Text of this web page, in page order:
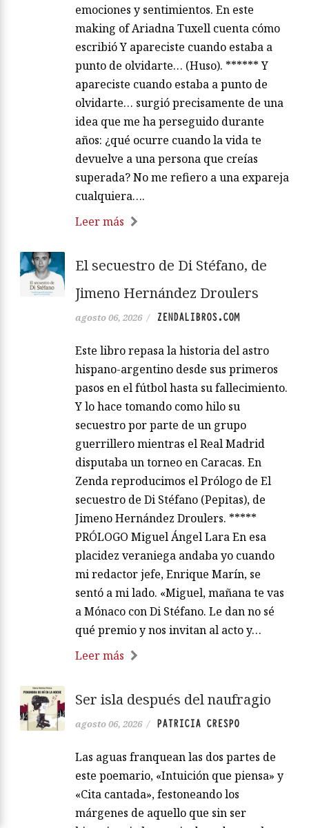
emociones y sentimientos. En este
making of Ariadna Tuxell cuenta cómo
escribió Y apareciste cuando estaba a
punto de olvidarte… (Huso). ****** Y
apareciste cuando estaba a punto de
olvidarte… surgió precisamente de una
idea que me ha perseguido durante
años: ¿qué ocurre cuando la vida te
devuelve a una persona que creías
superada? No me refiero a una expareja
cualquiera….
Leer más
El secuestro de Di Stéfano, de
Jimeno Hernández Droulers
agosto 06, 2026 / ZENDALIBROS.COM
Este libro repasa la historia del astro
hispano-argentino desde sus primeros
pasos en el fútbol hasta su fallecimiento.
Y lo hace tomando como hilo su
secuestro por parte de un grupo
guerrillero mientras el Real Madrid
disputaba un torneo en Caracas. En
Zenda reproducimos el Prólogo de El
secuestro de Di Stéfano (Pepitas), de
Jimeno Hernández Droulers. *****
PRÓLOGO Miguel Ángel Lara En esa
placidez veraniega andaba yo cuando
mi redactor jefe, Enrique Marín, se
sentó a mi lado. «Miguel, mañana te vas
a Mónaco con Di Stéfano. Le dan no sé
qué premio y nos invitan al acto y…
Leer más
Ser isla después del naufragio
agosto 06, 2026 / PATRICIA CRESPO
Las aguas franquean las dos partes de
este poemario, «Intuición que piensa» y
«Cita cantada», festoneando los
márgenes de aquello que sin ser